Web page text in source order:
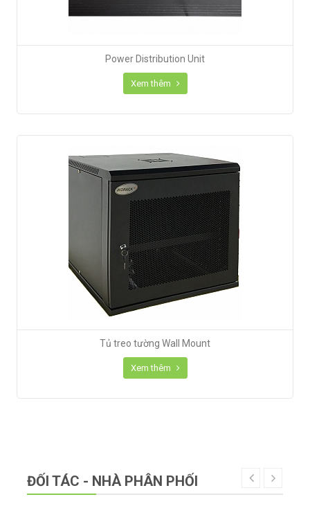
Power Distribution Unit
Xem thêm
Tủ treo tường Wall Mount
Xem thêm
ĐỐI TÁC - NHÀ PHÂN PHỐI